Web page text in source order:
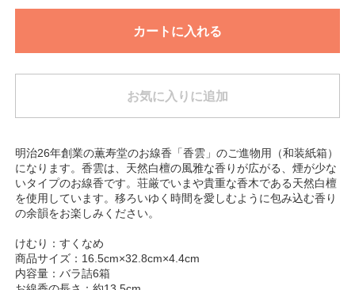
カートに入れる
お気に入りに追加
明治26年創業の薫寿堂のお線香「香雲」のご進物用（和装紙箱）
になります。香雲は、天然白檀の風雅な香りが広がる、煙が少な
いタイプのお線香です。荘厳でいまや貴重な香木である天然白檀
を使用しています。移ろいゆく時間を愛しむように包み込む香り
の余韻をお楽しみください。
けむり：すくなめ
商品サイズ：16.5cm×32.8cm×4.4cm
内容量：バラ詰6箱